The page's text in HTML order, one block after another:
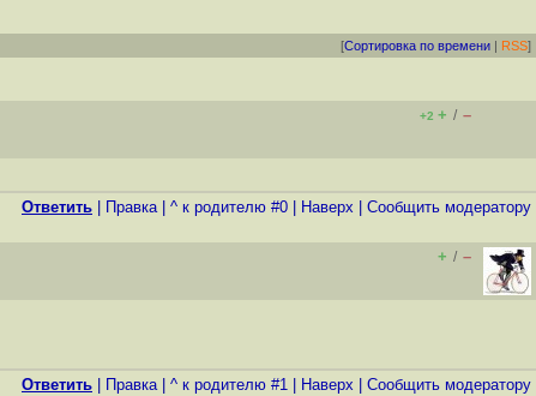
[Сортировка по времени | RSS]
+2 + / –
Ответить Правка| ^ к родителю #0 Наверх Cообщить модератору
+ / –
Ответить Правка| ^ к родителю #1 Наверх Cообщить модератору